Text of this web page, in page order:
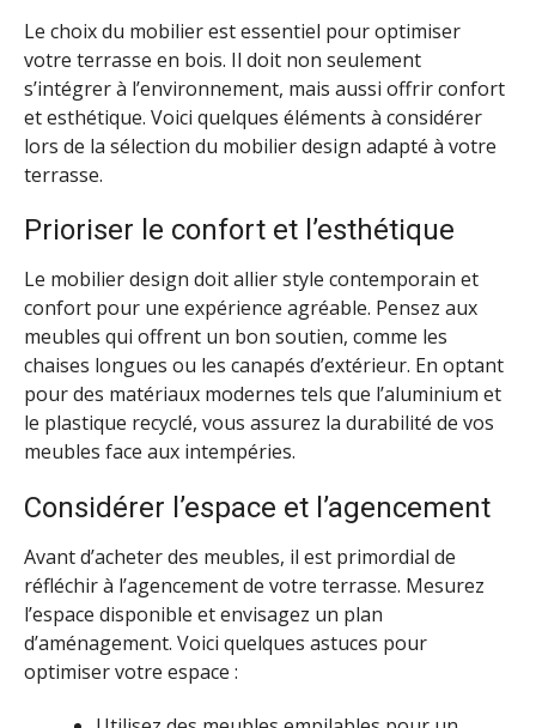
Le choix du mobilier est essentiel pour optimiser
votre terrasse en bois. Il doit non seulement
s’intégrer à l’environnement, mais aussi offrir confort
et esthétique. Voici quelques éléments à considérer
lors de la sélection du mobilier design adapté à votre
terrasse.
Prioriser le confort et l’esthétique
Le mobilier design doit allier style contemporain et
confort pour une expérience agréable. Pensez aux
meubles qui offrent un bon soutien, comme les
chaises longues ou les canapés d’extérieur. En optant
pour des matériaux modernes tels que l’aluminium et
le plastique recyclé, vous assurez la durabilité de vos
meubles face aux intempéries.
Considérer l’espace et l’agencement
Avant d’acheter des meubles, il est primordial de
réfléchir à l’agencement de votre terrasse. Mesurez
l’espace disponible et envisagez un plan
d’aménagement. Voici quelques astuces pour
optimiser votre espace :